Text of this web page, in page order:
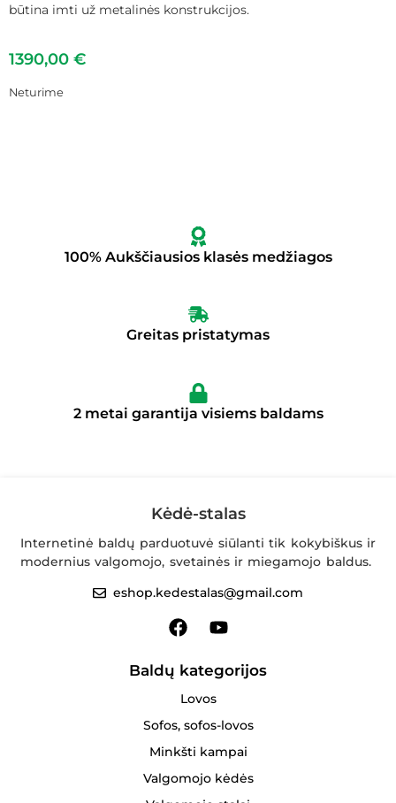
būtina imti už metalinės konstrukcijos.
1390,00 €
Neturime
100% Aukščiausios klasės medžiagos
Greitas pristatymas
2 metai garantija visiems baldams
Kėdė-stalas
Internetinė baldų parduotuvė siūlanti tik kokybiškus ir
modernius valgomojo, svetainės ir miegamojo baldus.
eshop.kedestalas@gmail.com
Baldų kategorijos
Lovos
Sofos, sofos-lovos
Minkšti kampai
Valgomojo kėdės